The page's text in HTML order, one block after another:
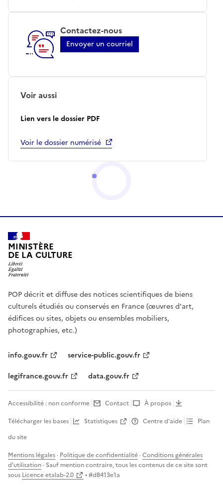
Contactez-nous
Envoyer un courriel
Voir aussi
Lien vers le dossier PDF
Voir le dossier numérisé
MINISTÈRE
DE LA CULTURE
POP décrit et diffuse des notices scientifiques de biens
culturels étudiés ou conservés en France (œuvres d'art,
édifices ou sites, objets ou ensembles mobiliers,
photographies, etc.)
info.gouv.fr
service-public.gouv.fr
legifrance.gouv.fr
data.gouv.fr
Accessibilité : non conforme Contact
À propos
Télécharger les bases
Statistiques Centre d’aide
Plan
du site
Mentions légales · Politique de confidentialité ·Conditions générales
d'utilisation · Sauf mention contraire, tous les contenus de ce site sont
sous Licence etalab-2.0 • #d8413e1a